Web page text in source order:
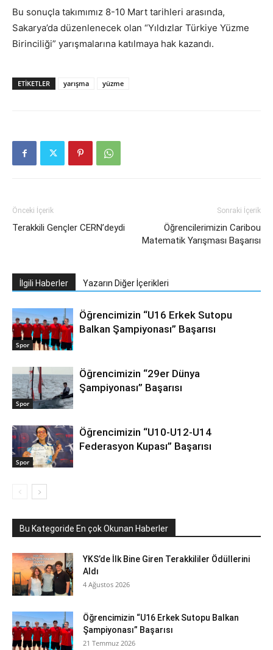
Bu sonuçla takımımız 8-10 Mart tarihleri arasında,
Sakarya’da düzenlenecek olan “Yıldızlar Türkiye Yüzme
Birinciliği” yarışmalarına katılmaya hak kazandı.
ETIKETLER yarışma yüzme
Önceki İçerik
Terakkili Gençler CERN’deydi
Sonraki İçerik
Öğrencilerimizin Caribou
Matematik Yarışması Başarısı
İlgili Haberler Yazarın Diğer İçerikleri
Spor
Öğrencimizin “U16 Erkek Sutopu
Balkan Şampiyonası” Başarısı
Spor
Öğrencimizin “29er Dünya
Şampiyonası” Başarısı
Spor
Öğrencimizin “U10-U12-U14
Federasyon Kupası” Başarısı
Bu Kategoride En çok Okunan Haberler
YKS’de İlk Bine Giren Terakkililer Ödüllerini
Aldı
4 Ağustos 2026
Öğrencimizin “U16 Erkek Sutopu Balkan
Şampiyonası” Başarısı
21 Temmuz 2026